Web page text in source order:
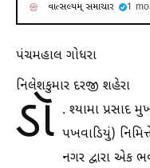
વાત્સલ્યમ્ સમાચાર 1
પંચમહાલ ગોધરા
નિલેશકુમાર દરજી શહેરા
ડૉ . શ્યામા પ્રસાદ
પખવાડિયું)
નગર દ્વારા એક